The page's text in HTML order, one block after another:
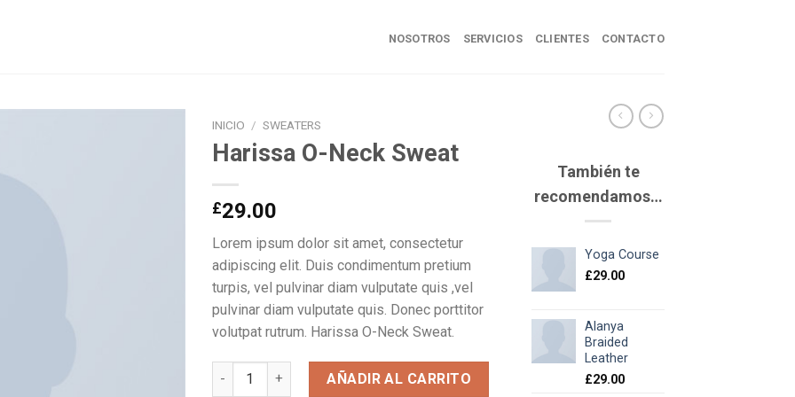
NOSOTROS SERVICIOS CLIENTES CONTACTO
INICIO / SWEATERS
Harissa O-Neck Sweat
£29.00
Lorem ipsum dolor sit amet, consectetur
adipiscing elit. Duis condimentum pretium
turpis, vel pulvinar diam vulputate quis ,vel
pulvinar diam vulputate quis. Donec porttitor
volutpat rutrum. Harissa O-Neck Sweat.
Harissa O-Neck Sweat cantidadAÑADIR AL CARRITO
También te
recomendamos…
Yoga Course
£29.00
Alanya
Braided
Leather
£29.00